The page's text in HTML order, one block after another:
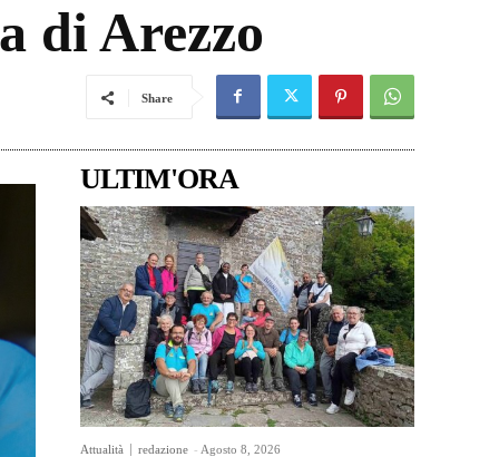
di Arezzo
Share
ULTIM'ORA
Attualità redazione - Agosto 8, 2026